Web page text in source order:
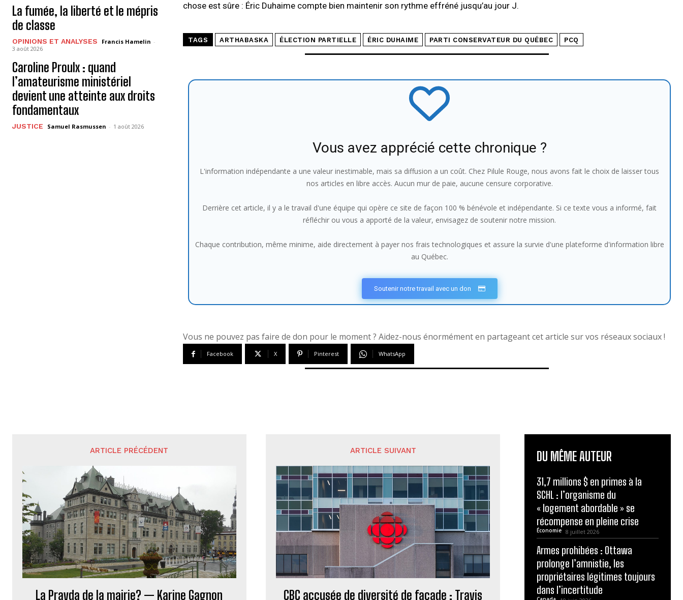
La fumée, la liberté et le mépris
de classe
OPINIONS ET ANALYSES Francis Hamelin -
3 août 2026
Caroline Proulx : quand
l’amateurisme ministériel
devient une atteinte aux droits
fondamentaux
JUSTICE Samuel Rasmussen - 1 août 2026
chose est sûre : Éric Duhaime compte bien maintenir son rythme effréné jusqu’au jour J.
TAGS ARTHABASKA ÉLECTION PARTIELLE ÉRIC DUHAIME PARTI CONSERVATEUR DU QUÉBEC PCQ
Vous avez apprécié cette chronique ?
L'information indépendante a une valeur inestimable, mais sa diffusion a un coût. Chez Pilule Rouge, nous avons fait le choix de laisser tous
nos articles en libre accès. Aucun mur de paie, aucune censure corporative.
Derrière cet article, il y a le travail d'une équipe qui opère ce site de façon 100 % bénévole et indépendante. Si ce texte vous a informé, fait
réfléchir ou vous a apporté de la valeur, envisagez de soutenir notre mission.
Chaque contribution, même minime, aide directement à payer nos frais technologiques et assure la survie d'une plateforme d'information libre
au Québec.
Soutenir notre travail avec un don
Vous ne pouvez pas faire de don pour le moment ? Aidez-nous énormément en partageant cet article sur vos réseaux sociaux !
Facebook X Pinterest WhatsApp
ARTICLE PRÉCÉDENT
La Pravda de la mairie? — Karine Gagnon
ARTICLE SUIVANT
CBC accusée de diversité de façade : Travis
DU MÊME AUTEUR
31,7 millions $ en primes à la
SCHL : l’organisme du
« logement abordable » se
récompense en pleine crise
Économie 8 juillet 2026
Armes prohibées : Ottawa
prolonge l’amnistie, les
propriétaires légitimes toujours
dans l’incertitude